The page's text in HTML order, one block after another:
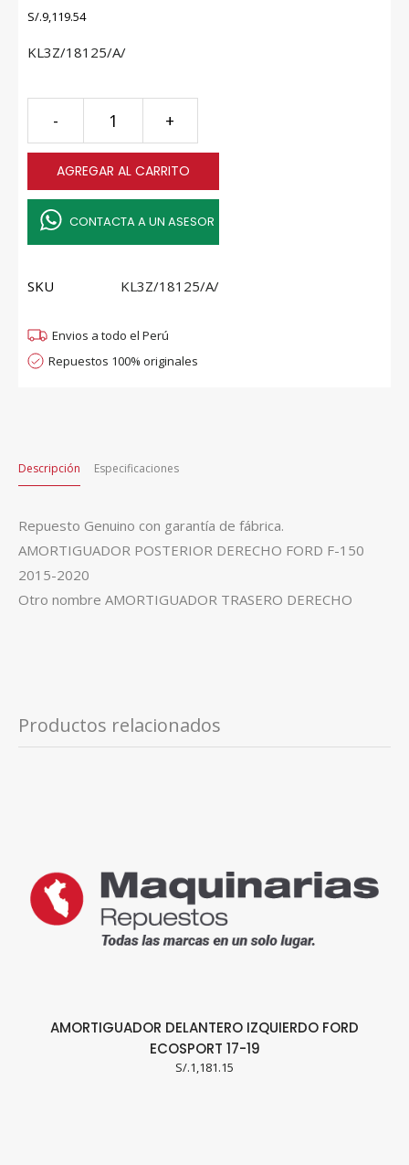
S/.9,119.54
KL3Z/18125/A/
-
POSTERIOR
DERECHO
FORD
F-
150
15-
quantity
+
AGREGAR AL CARRITO
CONTACTA A UN ASESOR
SKU KL3Z/18125/A/
Envios a todo el Perú
Repuestos 100% originales
Descripción Especificaciones
Repuesto Genuino con garantía de fábrica.
AMORTIGUADOR POSTERIOR DERECHO FORD F-150
2015-2020
Otro nombre AMORTIGUADOR TRASERO DERECHO
Productos relacionados
AMORTIGUADOR DELANTERO IZQUIERDO FORD
ECOSPORT 17-19
S/.1,181.15